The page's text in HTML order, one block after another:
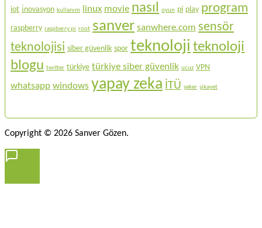
iot i̇novasyon kullanım linux movie nasıl oyun pi play program
raspberry raspberry pi root sanver sanwhere.com sensör
teknolojisi siber güvenlik spor teknoloji teknoloji
blogu twitter türkiye türkiye siber güvenlik ucuz VPN
whatsapp windows yapay zeka İTÜ şeker şikayet
Copyright © 2026 Sanver Gözen.